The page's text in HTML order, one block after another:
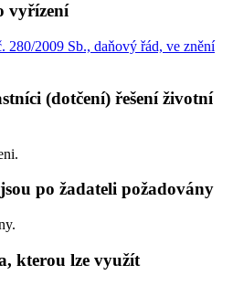
vyřízení
280/2009 Sb., daňový řád, ve znění
(dotčení) řešení životní
po žadateli požadovány
kterou lze využít